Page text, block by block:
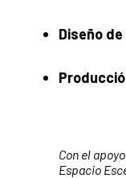
Diseño
Con el
Espacio